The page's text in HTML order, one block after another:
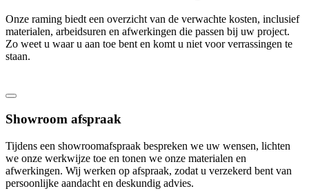
Onze raming biedt een overzicht van de verwachte kosten, inclusief
materialen, arbeidsuren en afwerkingen die passen bij uw project.
Zo weet u waar u aan toe bent en komt u niet voor verrassingen te
staan.
Showroom afspraak
Tijdens een showroomafspraak bespreken we uw wensen, lichten
we onze werkwijze toe en tonen we onze materialen en
afwerkingen. Wij werken op afspraak, zodat u verzekerd bent van
persoonlijke aandacht en deskundig advies.